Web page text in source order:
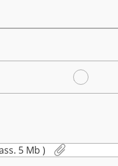
no
5 Мb )